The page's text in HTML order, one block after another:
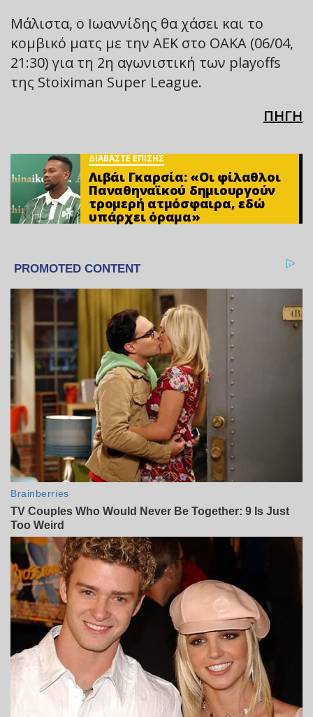
Μάλιστα, ο Ιωαννίδης θα χάσει και το
κομβικό ματς με την ΑΕΚ στο ΟΑΚΑ (06/04,
21:30) για τη 2η αγωνιστική των playoffs
της Stoiximan Super League.
ΠΗΓΗ
ΔΙΑΒΑΣΤΕ ΕΠΙΣΗΣ
Λιβάι Γκαρσία: «Οι φίλαθλοι
Παναθηναϊκού δημιουργούν
τρομερή ατμόσφαιρα, εδώ
υπάρχει όραμα»